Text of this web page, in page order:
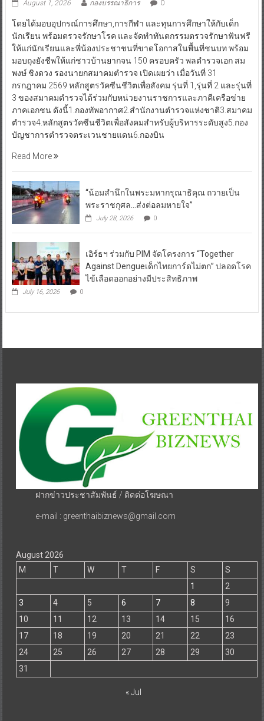
August 1, 2026 กองบรรณาธิการ 0
โดยได้มอบอุปกรณ์การศึกษา,การกีฬา และทุนการศึกษาให้กับเด็ก
นักเรียน พร้อมตรวจรักษาโรค และจัดทำทันตกรรมตรวจรักษาฟันฟรี
ให้แก่นักเรียนและพี่น้องประชาชนที่ขาดโอกาสในพื้นที่ชนบท พร้อม
มอบถุงยังชีพให้แก่ชาวบ้านยากจน 150 ครอบครัว พลตำรวจเอก สม
พงษ์ ชิงดวง รองนายกสมาคมตำรวจ เปิดเผยว่า เมื่อวันที่ 31
กรกฎาคม 2569 หลักสูตรวัคซีนชีวิตเพื่อสังคม รุ่นที่ 1,รุ่นที่ 2 และรุ่นที่
3 ของสมาคมตำรวจได้ร่วมกับหน่วยงานราชการและภาคีเครือข่าย
ภาคเอกชน ดังนี้1.กองทัพอากาศ2.สำนักงานตำรวจแห่งชาติ3.สมาคม
ตำรวจ4.หลักสูตรวัคซีนชีวิตเพื่อสังคมสำหรับผู้บริหารระดับสูง5.กอง
บัญชาการตำรวจตระเวนชายแดน6.กองบิน
Read More
“น้อมสำนึกในพระมหากรุณาธิคุณ ถวายเป็น
พระราชกุศล…ส่งต่อลมหายใจ”
July 28, 2026 0
เอิร์ธฯ ร่วมกับ PIM จัดโครงการ “Together
Against Dengueเด็กไทยการ์ดไม่ตก” ปลอดโรค
ไข้เลือดออกอย่างมีประสิทธิภาพ
July 16, 2026 0
ฝากข่าวประชาสัมพันธ์ / ติดต่อโฆษณา
e-mail : greenthaibiznews@gmail.com
August 2026
M
T W T F S
S
1
2
3
4 5 6 7 8
9
10
11 12 13 14 15
16
17
18 19 20 21 22
23
24
25 26 27 28 29
30
31
« Jul